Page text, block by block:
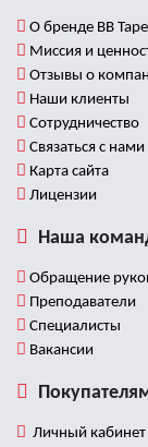
О бренде BB Tape
Миссия и
Отзывы о
Наши клиенты
Сотрудничество
Связаться с нами
Карта сайта
Лицензии
Наша
Обращение
Преподаватели
Специалисты
Вакансии
Личный кабинет